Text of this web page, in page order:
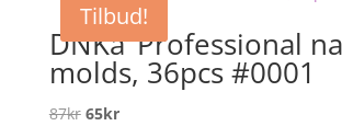
Tilbud!
DNKa’ Professional
molds, 36pcs #0001
87kr Opprinnelig
65krNåværende